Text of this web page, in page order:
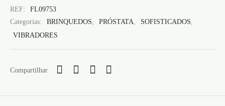
REF:
FL09753
Categorias:
BRINQUEDOS PRÓSTATA SOFISTICADOS
VIBRADORES
Compartilhar